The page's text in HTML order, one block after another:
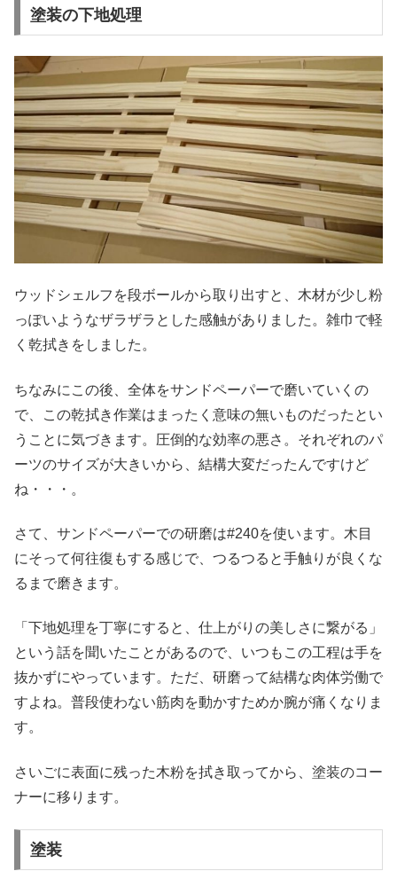
塗装の下地処理
ウッドシェルフを段ボールから取り出すと、木材が少し粉
っぽいようなザラザラとした感触がありました。雑巾で軽
く乾拭きをしました。
ちなみにこの後、全体をサンドペーパーで磨いていくの
で、この乾拭き作業はまったく意味の無いものだったとい
うことに気づきます。圧倒的な効率の悪さ。それぞれのパ
ーツのサイズが大きいから、結構大変だったんですけど
ね・・・。
さて、サンドペーパーでの研磨は#240を使います。木目
にそって何往復もする感じで、つるつると手触りが良くな
るまで磨きます。
「下地処理を丁寧にすると、仕上がりの美しさに繋がる」
という話を聞いたことがあるので、いつもこの工程は手を
抜かずにやっています。ただ、研磨って結構な肉体労働で
すよね。普段使わない筋肉を動かすためか腕が痛くなりま
す。
さいごに表面に残った木粉を拭き取ってから、塗装のコー
ナーに移ります。
塗装